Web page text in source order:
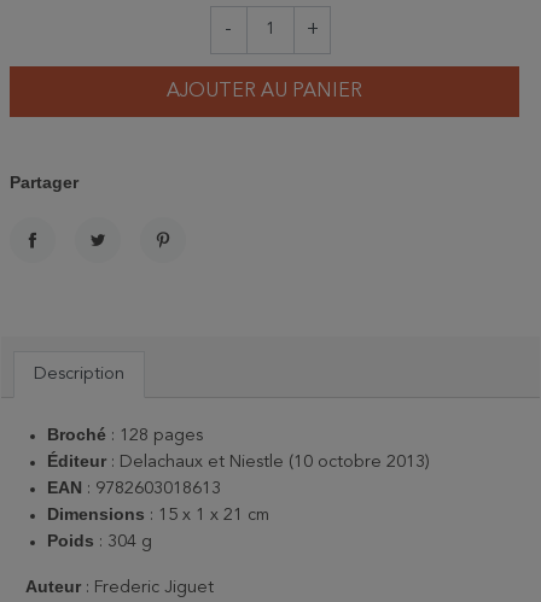
- +
AJOUTER AU PANIER
Partager
Description
Broché ‏: ‎ 128 pages
Éditeur : ‎ Delachaux et Niestle (10 octobre 2013)
EAN : 9782603018613
Dimensions ‏: ‎ 15 x 1 x 21 cm
Poids : ‎ 304 g
Auteur : Frederic Jiguet